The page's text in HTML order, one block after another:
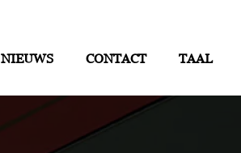
NIEUWS CONTACT TAAL